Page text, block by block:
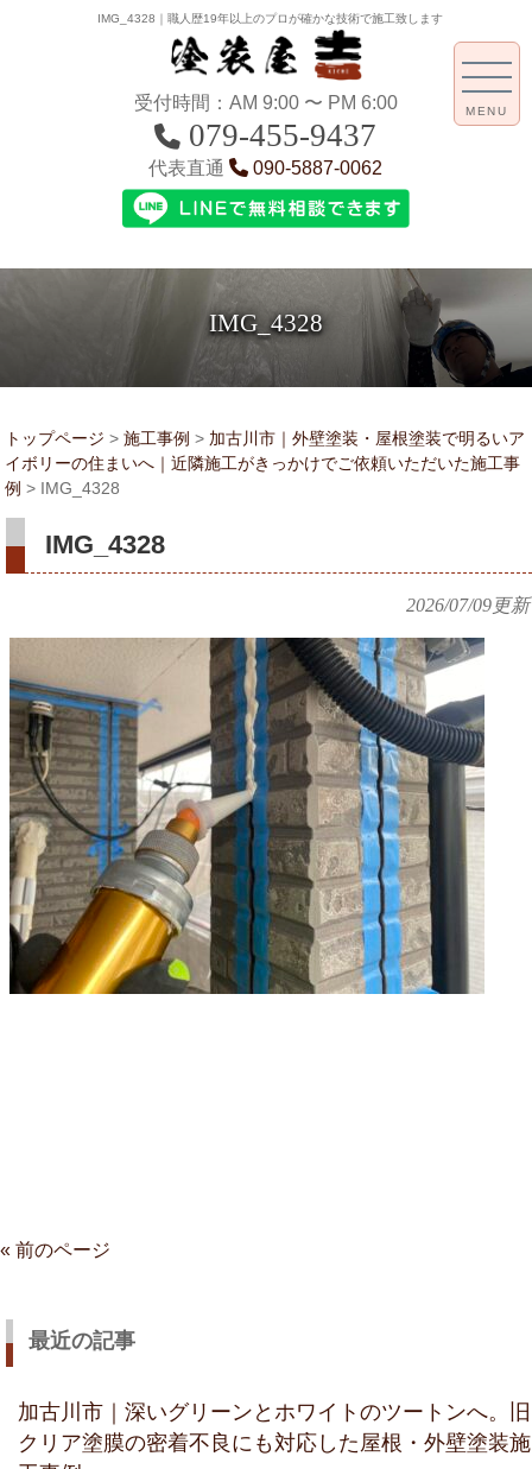
IMG_4328｜職人歴19年以上のプロが確かな技術で施工致します
受付時間：AM 9:00 〜 PM 6:00
079-455-9437
代表直通 090-5887-0062
IMG_4328
MENU
トップページ > 施工事例 > 加古川市｜外壁塗装・屋根塗装で明るいア
イボリーの住まいへ｜近隣施工がきっかけでご依頼いただいた施工事
例 > IMG_4328
IMG_4328
2026/07/09更新
« 前のページ
最近の記事
加古川市｜深いグリーンとホワイトのツートンへ。旧
クリア塗膜の密着不良にも対応した屋根・外壁塗装施